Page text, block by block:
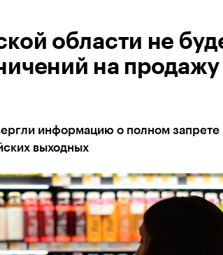
области не
на продажу
информацию о полном
выходных